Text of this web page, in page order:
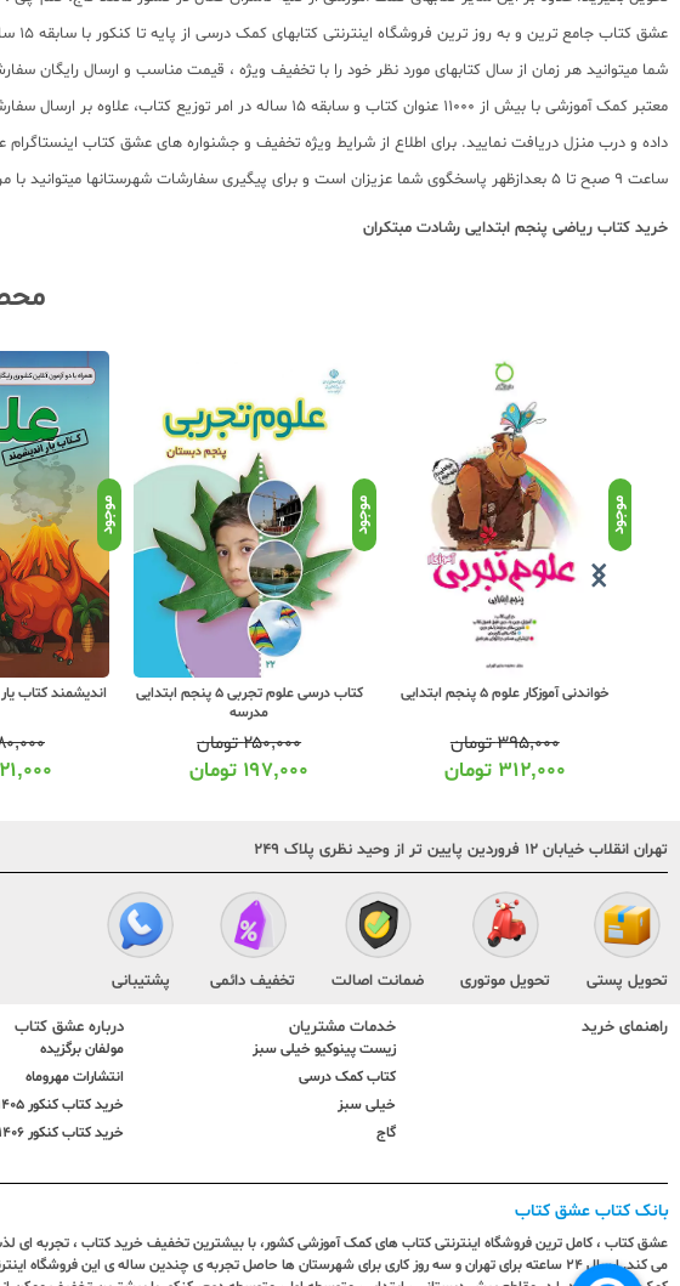
عشق کتاب جامع ترین و به روز ترین فروشگاه اینترنتی کتابهای کمک درسی از پایه تا کنکور با سابقه 15 ساله در امر توزیع و فروش کتابهای کمک آموزشی و کودک و نوجوان در سراسر کشور آماده ارسال سفارشات شما میباشد.
شما میتوانید هر زمان از سال کتابهای مورد نظر خود را با تخفیف ویژه ، قیمت مناسب و ارسال
معتبر کمک آموزشی با بیش از 11000 عنوان کتاب و سابقه
ساعت 9 صبح تا 5 بعدازظهر پاسخگوی شما عزیزان است و برای پیگیری سفارشات شهرستانها میتوانید با مراجعه به سایت رهگیری مرسولات پستی از موقعیت بسته سفارشات خود اطلاع پیدا کنید.
خرید کتاب ریاضی پنجم ابتدایی رشادت مبتکران
موجود
خواندنی آموزکار علوم 5 پنجم ابتدایی
۳۹۵,۰۰۰تومان
۳۱۲,۰۰۰ تومان
موجود
کتاب درسی علوم تجربی 5 پنجم ابتدایی
مدرسه
۲۵۰,۰۰۰تومان
۱۹۷,۰۰۰ تومان
موجود
اندیشمند کتاب یار علوم 5
تهران انقلاب خیابان ۱۲ فروردین پایین تر از وحید نظری پلاک ۲۴۹
تحویل پستی تحویل موتوری ضمانت اصالت تخفیف دائمی پشتیبانی
راهنمای خرید خدمات مشتریان
زیست پینوکیو خیلی سبز
کتاب کمک درسی
خیلی سبز
گاج
درباره عشق کتاب
مولفان برگزیده
انتشارات مهروماه
خرید کتاب کنکور 1405
خرید کتاب کنکور 1406
بانک کتاب عشق کتاب
عشق کتاب ، کامل ترین فروشگاه اینترنتی کتاب های کمک آموزشی کشور، با بیشترین تخفیف خرید کتاب ، تجربه ای
می کند. ارسال ٢٤ ساعته برای تهران و سه روز کاری برای شهرستان ها حاصل تجربه ی چندین ساله ی این